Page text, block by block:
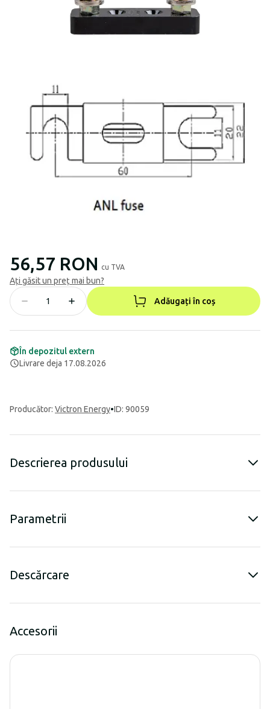
56,57 RON cu TVA
Ați găsit un preț mai bun?
Adăugați în coș
În depozitul extern
Livrare deja 17.08.2026
Producător: Victron Energy•ID: 90059
Descrierea produsului
Parametrii
Descărcare
Accesorii